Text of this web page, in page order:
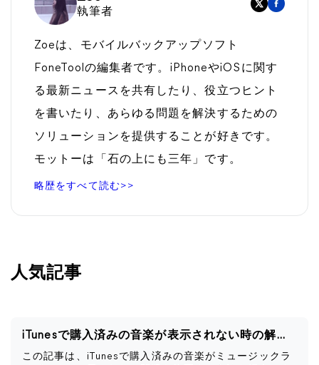
執筆者
Zoeは、モバイルバックアップソフト
FoneToolの編集者です。iPhoneやiOSに関す
る最新ニュースを共有したり、役立つヒント
を書いたり、あらゆる問題を解決するための
ソリューションを提供することが好きです。
モットーは「石の上にも三年」です。
略歴をすべて読む>>
人気記事
iTunesで購入済みの音楽が表示されない時の解決策
この記事は、iTunesで購入済みの音楽がミュージックラ